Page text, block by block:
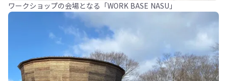
ワークショップの会場となる「WORK BASE NASU」